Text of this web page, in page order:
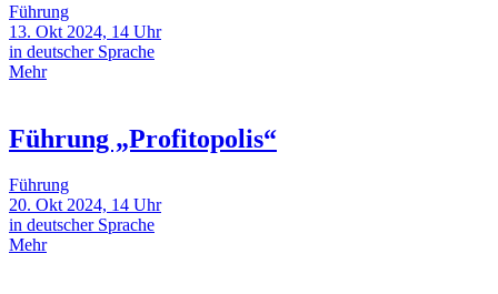
Führung
13. Okt 2024, 14 Uhr
in deutscher Sprache
Mehr
Führung „Profitopolis“
Führung
20. Okt 2024, 14 Uhr
in deutscher Sprache
Mehr